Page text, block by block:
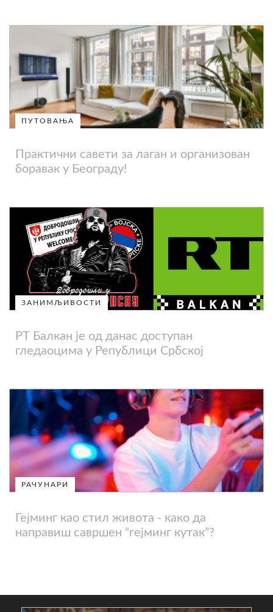
ПУТОВАЊА
Практични савети за лаган и организован
боравак у Београду!
ЗАНИМЉИВОСТИ
РТ Балкан је од данас доступан
гледаоцима у Републици Србској
РАЧУНАРИ
Гејминг као стил живота - како да
направиш савршен “гејминг кутак”?